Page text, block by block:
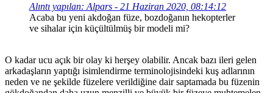
Alıntı yapılan: Alpars - 21 Haziran 2020, 08:14:12
Acaba bu yeni akdoğan füze, bozdoğanın hekopterler
ve sihalar için küçültülmüş bir modeli mi?
O kadar ucu açık bir olay ki herşey olabilir. Ancak bazı ileri gelen
arkadaşların yaptığı isimlendirme terminolojisindeki kuş adlarının
neden ve ne şekilde füzelere verildiğine dair saptamada bu füzenin